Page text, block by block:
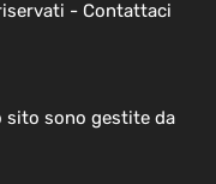
- Contattaci
sito sono gestite da